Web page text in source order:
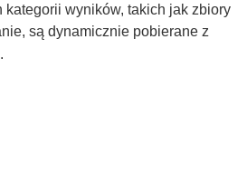
kategorii wyników, takich jak zbiory
są dynamicznie pobierane z
.